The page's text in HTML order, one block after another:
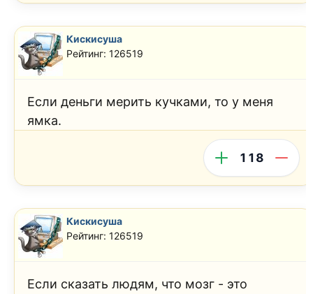
Кискисуша
Рейтинг: 126519
Если деньги мерить кучками, то у меня
ямка.
118
Кискисуша
Рейтинг: 126519
Если сказать людям, что мозг - это